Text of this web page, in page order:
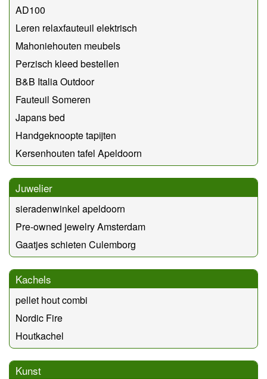
AD100
Leren relaxfauteuil elektrisch
Mahoniehouten meubels
Perzisch kleed bestellen
B&B Italia Outdoor
Fauteuil Someren
Japans bed
Handgeknoopte tapijten
Kersenhouten tafel Apeldoorn
Juwelier
sieradenwinkel apeldoorn
Pre-owned jewelry Amsterdam
Gaatjes schieten Culemborg
Kachels
pellet hout combi
Nordic Fire
Houtkachel
Kunst